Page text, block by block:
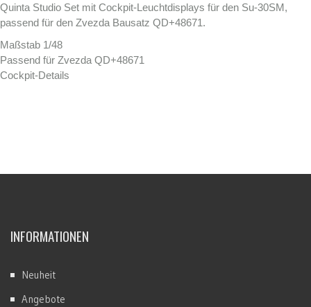
Quinta Studio Set mit Cockpit-Leuchtdisplays für den Su-30SM,
passend für den Zvezda Bausatz QD+48671.
Maßstab 1/48
Passend für Zvezda QD+48671
Cockpit-Details
INFORMATIONEN
Neuheit
Angebote